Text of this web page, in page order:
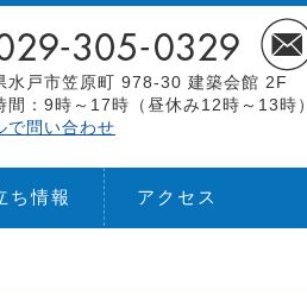
水戸市笠原町 978-30 建築会館 2F
間：9時～17時（昼休み12時～13時）
で問い合わせ
ち情報 アクセス